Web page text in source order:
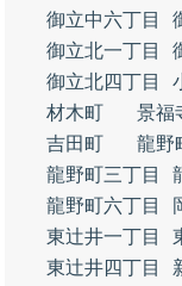
御立中六丁目
御立北一丁目
御立北四丁目
材木町
景福
吉田町
龍野
龍野町三丁目
龍野町六丁目
東辻井一丁目
東辻井四丁目